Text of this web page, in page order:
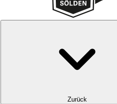
Zurück